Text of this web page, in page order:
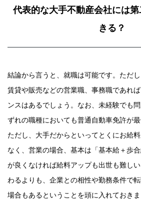
代表的な大手不動産会社には
きる？
結論から言うと、就職は可能です。ただし
賃貸や販売などの営業職、事務職であれ
ンスはあるでしょう。なお、未経験でも
ずれの職種においても普通自動車免許が最
ただし、大手だからといってとくにお給
なく、営業の場合、基本は「基本給＋歩
が良くなければ給料アップも出世も難し
わるよりも、企業との相性や勤務条件で
場合もあるということを頭に入れておきま